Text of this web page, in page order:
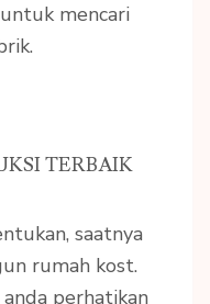
mencari
TERBAIK
saatnya
rumah kost.
perhatikan